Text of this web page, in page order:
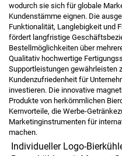
wodurch sie sich für globale
Kundenstämme eignen. Die
Funktionalität, Langlebigkeit und
fördert langfristige
Bestellmöglichkeiten über
Qualitativ hochwertige
Supportleistungen gewährleisten
Kundenzufriedenheit für
investieren. Die innovative
Produkte von herkömmlichen
Kernvorteile, die Werbe-
Marketinginstrumenten für
machen.
Individueller Logo-